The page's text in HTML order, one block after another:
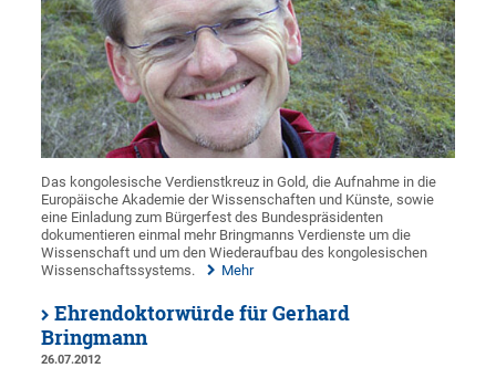
Das kongolesische Verdienstkreuz in Gold, die Aufnahme in die
Europäische Akademie der Wissenschaften und Künste, sowie
eine Einladung zum Bürgerfest des Bundespräsidenten
dokumentieren einmal mehr Bringmanns Verdienste um die
Wissenschaft und um den Wiederaufbau des kongolesischen
Wissenschaftssystems.
Mehr
Ehrendoktorwürde für Gerhard
Bringmann
26.07.2012